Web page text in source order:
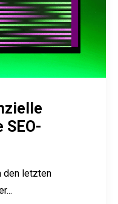
SEO-
den letzten